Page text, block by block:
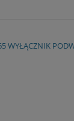
WYŁĄCZNIK